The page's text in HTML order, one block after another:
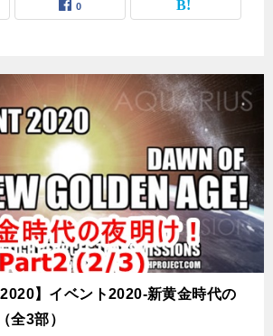
0
】イベント2020-新黄金時代の
全3部）